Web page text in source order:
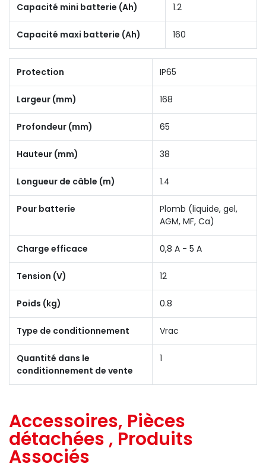
Capacité mini batterie (Ah) 1.2
Capacité maxi batterie (Ah) 160
Protection IP65
Largeur (mm) 168
Profondeur (mm) 65
Hauteur (mm) 38
Longueur de câble (m) 1.4
Pour batterie
Plomb (liquide, gel,
AGM, MF, Ca)
Charge efficace 0,8 A - 5 A
Tension (V) 12
Poids (kg) 0.8
Type de conditionnement Vrac
Quantité dans le
conditionnement de vente
1
Accessoires, Pièces
détachées , Produits
Associés